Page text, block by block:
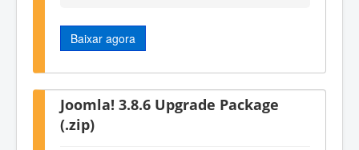
Baixar agora
Joomla! 3.8.6 Upgrade Package
(.zip)